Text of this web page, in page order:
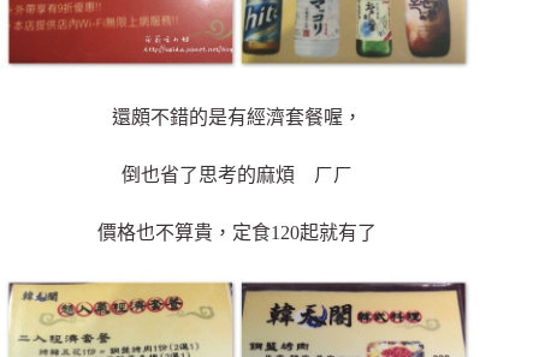
還頗不錯的是有經濟套餐喔，
倒也省了思考的麻煩 ㄏㄏ
價格也不算貴，定食120起就有了